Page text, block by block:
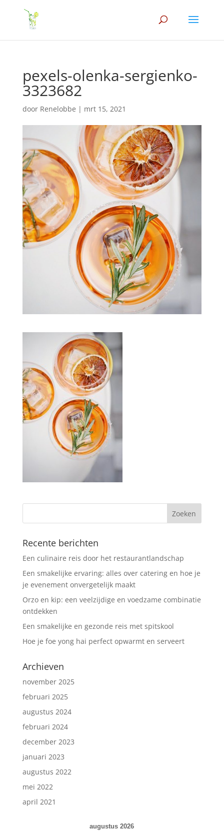
pexels-olenka-sergienko-
3323682
door Renelobbe | mrt 15, 2021
Recente berichten
Een culinaire reis door het restaurantlandschap
Een smakelijke ervaring: alles over catering en hoe je
je evenement onvergetelijk maakt
Orzo en kip: een veelzijdige en voedzame combinatie
ontdekken
Een smakelijke en gezonde reis met spitskool
Hoe je foe yong hai perfect opwarmt en serveert
Archieven
november 2025
februari 2025
augustus 2024
februari 2024
december 2023
januari 2023
augustus 2022
mei 2022
april 2021
augustus 2026